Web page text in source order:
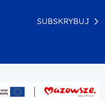
SUBSKRYBUJ